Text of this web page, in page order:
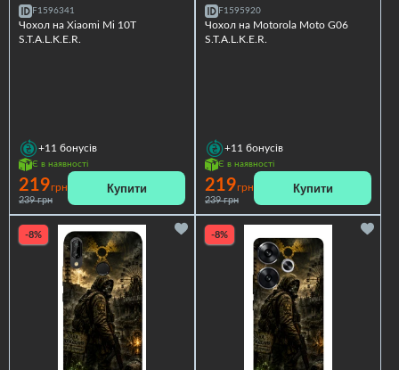
F1596341
Чохол на Xiaomi Mi 10T
S.T.A.L.K.E.R.
+11 бонусів
Є в наявності
219грн
239 грн
Купити
F1595920
Чохол на Motorola Moto G06
S.T.A.L.K.E.R.
+11 бонусів
Є в наявності
219грн
239 грн
Купити
-8% -8%